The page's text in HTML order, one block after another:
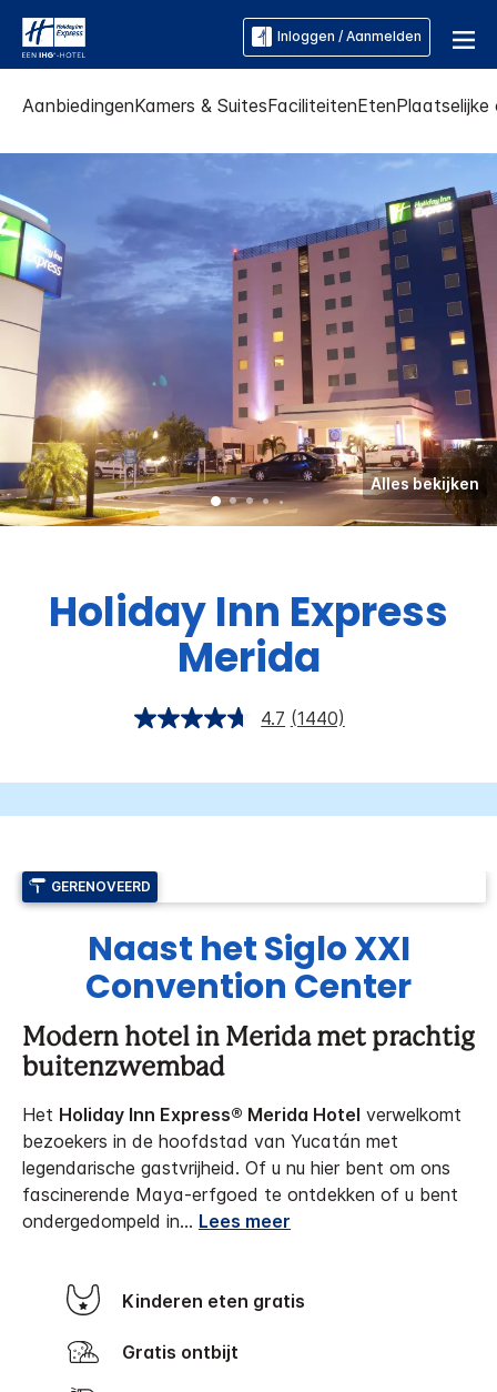
Inloggen / Aanmelden
AanbiedingenKamers & SuitesFaciliteitenEtenPlaatselijke
Alles bekijken
Holiday Inn Express
Merida
4.7 (1440)
GERENOVEERD
Naast het Siglo XXI
Convention Center
Modern hotel in Merida met prachtig
buitenzwembad
Het Holiday Inn Express® Merida Hotel verwelkomt
bezoekers in de hoofdstad van Yucatán met
legendarische gastvrijheid. Of u nu hier bent om ons
fascinerende Maya-erfgoed te ontdekken of u bent
ondergedompeld in... Lees meer
Kinderen eten gratis
Gratis ontbijt